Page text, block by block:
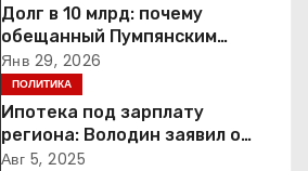
Долг в 10 млрд: почему
обещанный Пумпянским
научный центр в
Екатеринбурге так и не
построен
Янв 29, 2026
ПОЛИТИКА
Ипотека под зарплату
региона: Володин заявил о
планах дифференцировать
Авг 5, 2025